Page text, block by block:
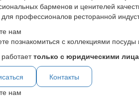
барменов и ценителей
профессионалов ресторанной
нам
познакомиться с коллекциями
только с юридическими
Контакты
нам